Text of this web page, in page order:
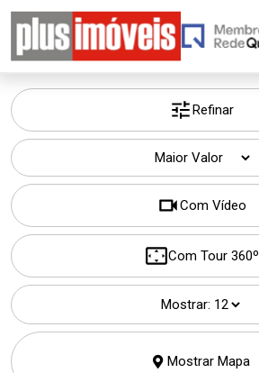
Home
Buscar Imóvel
A Plus
Cadastre seu Imóvel
Adm. de Imóvel
Permuta
Refinar
Com Vídeo
Com Tour 360º
Mostrar:
Mostrar Mapa